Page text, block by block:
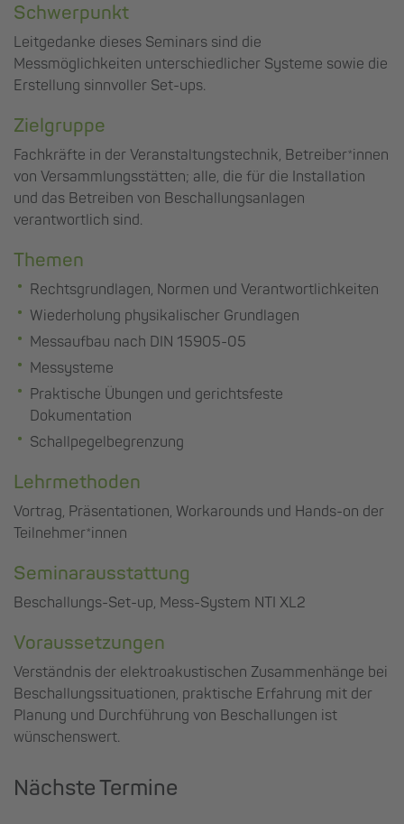
Schwerpunkt
Leitgedanke dieses Seminars sind die
Messmöglichkeiten unterschiedlicher Systeme sowie die
Erstellung sinnvoller Set-ups.
Zielgruppe
Fachkräfte in der Veranstaltungstechnik, Betreiber*innen
von Versammlungsstätten; alle, die für die Installation
und das Betreiben von Beschallungsanlagen
verantwortlich sind.
Themen
Rechtsgrundlagen, Normen und Verantwortlichkeiten
Wiederholung physikalischer Grundlagen
Messaufbau nach DIN 15905-05
Messysteme
Praktische Übungen und gerichtsfeste
Dokumentation
Schallpegelbegrenzung
Lehrmethoden
Vortrag, Präsentationen, Workarounds und Hands-on der
Teilnehmer*innen
Seminarausstattung
Beschallungs-Set-up, Mess-System NTI XL2
Voraussetzungen
Verständnis der elektroakustischen Zusammenhänge bei
Beschallungssituationen, praktische Erfahrung mit der
Planung und Durchführung von Beschallungen ist
wünschenswert.
Nächste Termine